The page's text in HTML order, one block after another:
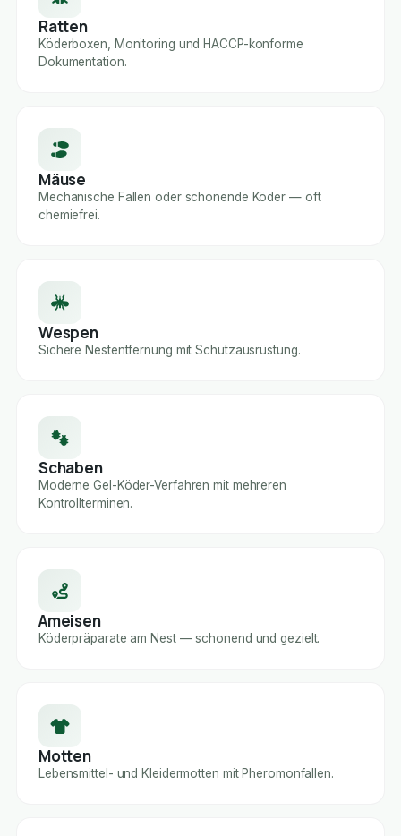
Ratten
Köderboxen, Monitoring und HACCP-konforme
Dokumentation.
Mäuse
Mechanische Fallen oder schonende Köder — oft
chemiefrei.
Wespen
Sichere Nestentfernung mit Schutzausrüstung.
Schaben
Moderne Gel-Köder-Verfahren mit mehreren
Kontrollterminen.
Ameisen
Köderpräparate am Nest — schonend und gezielt.
Motten
Lebensmittel- und Kleidermotten mit Pheromonfallen.